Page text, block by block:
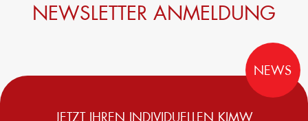
NEWSLETTER ANMELDUNG
NEWS
JETZT IHREN INDIVIDUELLEN KIMW